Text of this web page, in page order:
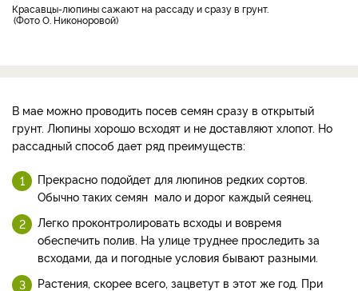
Красавцы-люпины сажают на рассаду и сразу в грунт.
Фото О. Никоноровой
В мае можно проводить посев семян сразу в открытый
грунт. Люпины хорошо всходят и не доставляют хлопот. Но
рассадный способ дает ряд преимуществ:
Прекрасно подойдет для люпинов редких сортов.
Обычно таких семян мало и дорог каждый сеянец.
Легко проконтролировать всходы и вовремя
обеспечить полив. На улице труднее проследить за
всходами, да и погодные условия бывают разными.
Растения, скорее всего, зацветут в этот же год. При